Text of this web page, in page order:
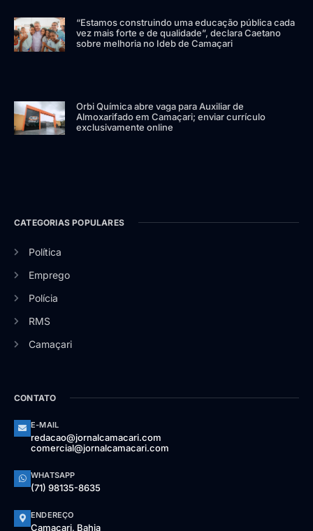
“Estamos construindo uma educação pública cada
vez mais forte e de qualidade”, declara Caetano
sobre melhoria no Ideb de Camaçari
Orbi Química abre vaga para Auxiliar de
Almoxarifado em Camaçari; enviar currículo
exclusivamente online
CATEGORIAS POPULARES
Política
Emprego
Polícia
RMS
Camaçari
CONTATO
E-MAIL
redacao@jornalcamacari.com
comercial@jornalcamacari.com
WHATSAPP
(71) 98135-8635
ENDEREÇO
Camaçari, Bahia